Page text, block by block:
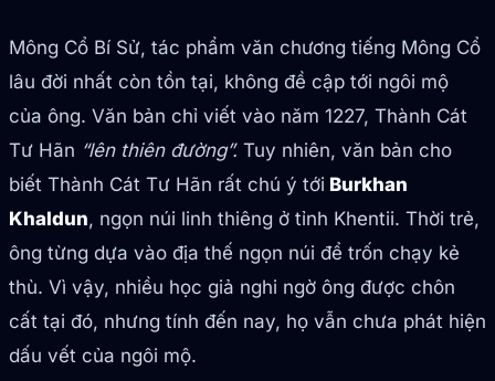
Mông Cổ Bí Sử, tác phẩm văn chương tiếng Mông Cổ
lâu đời nhất còn tồn tại, không đề cập tới ngôi mộ
của ông. Văn bản chỉ viết vào năm 1227, Thành Cát
Tư Hãn “lên thiên đường”. Tuy nhiên, văn bản cho
biết Thành Cát Tư Hãn rất chú ý tới Burkhan
Khaldun, ngọn núi linh thiêng ở tỉnh Khentii. Thời trẻ,
ông từng dựa vào địa thế ngọn núi để trốn chạy kẻ
thù. Vì vậy, nhiều học giả nghi ngờ ông được chôn
cất tại đó, nhưng tính đến nay, họ vẫn chưa phát hiện
dấu vết của ngôi mộ.